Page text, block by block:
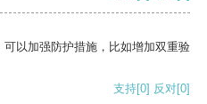
以加强防护措施，比如增加双重验
支持[0] 反对[0]